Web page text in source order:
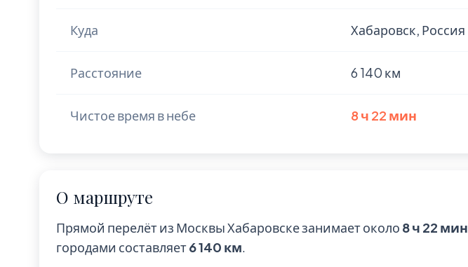
Куда Хабаровск, Россия
Расстояние 6 140 км
Чистое время в небе 8 ч 22 мин
О маршруте
Прямой перелёт из Москвы Хабаровске занимает около 8 ч 22 мин
городами составляет6 140 км.